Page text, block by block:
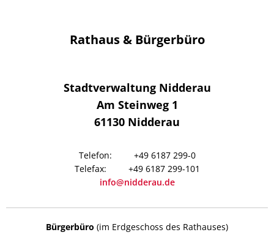
Rathaus & Bürgerbüro
Stadtverwaltung Nidderau
Am Steinweg 1
61130 Nidderau
+49 6187 299-0
+49 6187 299-101
info@nidderau.de
Bürgerbüro (im Erdgeschoss des Rathauses)